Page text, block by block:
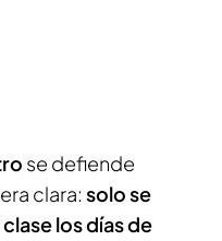
se defiende
clara: solo se
los días de